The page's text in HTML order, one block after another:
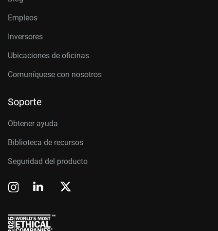
Empleos
Inversores
Ubicaciones de oficinas
Comuníquese con nosotros
Soporte
Obtener ayuda
Biblioteca de recursos
Seguridad del producto